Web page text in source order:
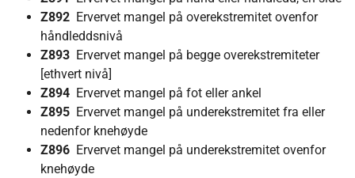
Z892 Ervervet mangel på overekstremitet ovenfor
håndleddsnivå
Z893 Ervervet mangel på begge overekstremiteter
[ethvert nivå]
Z894 Ervervet mangel på fot eller ankel
Z895 Ervervet mangel på underekstremitet fra eller
nedenfor knehøyde
Z896 Ervervet mangel på underekstremitet ovenfor
knehøyde